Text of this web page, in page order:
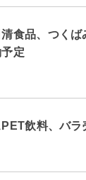
清食品、つく
定
飲料、バラ